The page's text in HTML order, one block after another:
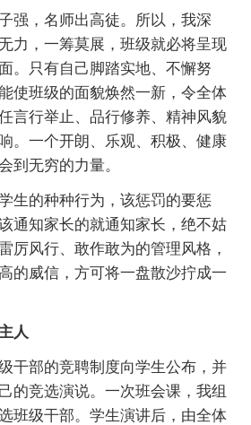
强，名师出高徒。所以，我深
力，一筹莫展，班级就必将呈现
。只有自己脚踏实地、不懈努
使班级的面貌焕然一新，令全体
言行举止、品行修养、精神风貌
。一个开朗、乐观、积极、健康
到无穷的力量。
生的种种行为，该惩罚的要惩
通知家长的就通知家长，绝不姑
厉风行、敢作敢为的管理风格，
的威信，方可将一盘散沙拧成一
人
干部的竞聘制度向学生公布，并
的竞选演说。一次班会课，我组
班级干部。学生演讲后，由全体